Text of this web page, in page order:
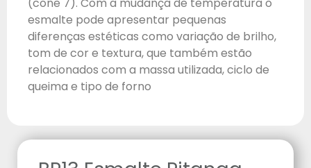
esmalte pode apresentar pequenas
diferenças estéticas como variação de brilho,
tom de cor e textura, que também estão
relacionados com a massa utilizada, ciclo de
queima e tipo de forno